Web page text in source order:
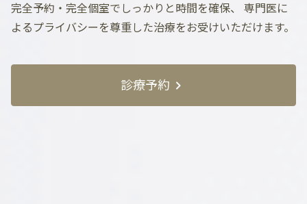
完全予約・完全個室でしっかりと時間を確保、
よるプライバシーを尊重した治療をお受けいただけます。
診療予約